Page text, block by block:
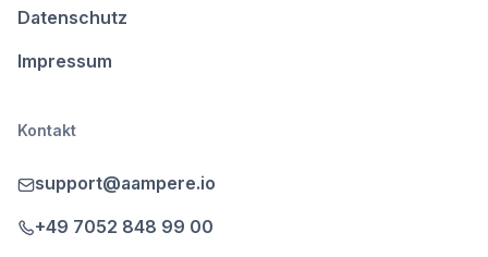
Datenschutz
Impressum
Kontakt
support@aampere.io
+49 7052 848 99 00